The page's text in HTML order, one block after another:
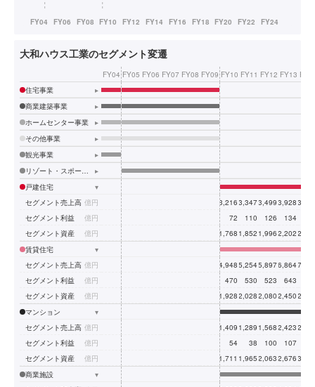
大和ハウス工業のセグメント変遷
FY04 FY05 FY06 FY07 FY08 FY09 FY10 FY11 FY12 FY13
住宅事業
▸
商業建築事業
▸
ホームセンター事業
▸
その他事業
▸
観光事業
▸
▸
戸建住宅
▾
セグメント売上高 億円 3,216 3,3473,499 3,928
セグメント利益
億円 72 110 126 134
セグメント資産
億円 1,768 1,852 1,996 2,202
賃貸住宅
▾
セグメント売上高 億円 4,948 5,2545,8976,864
セグメント利益
億円 470 530 523 643
セグメント資産
億円 1,928 2,028 2,080 2,450
マンション
▾
セグメント売上高 億円 1,409 1,289 1,568 2,423
セグメント利益
億円 54 38 100 107
セグメント資産
億円 1,711 1,965 2,063 2,676
商業施設
▾